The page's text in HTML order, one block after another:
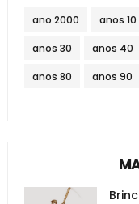
ano 2000 anos 10
anos 30 anos 40
anos 80 anos 90